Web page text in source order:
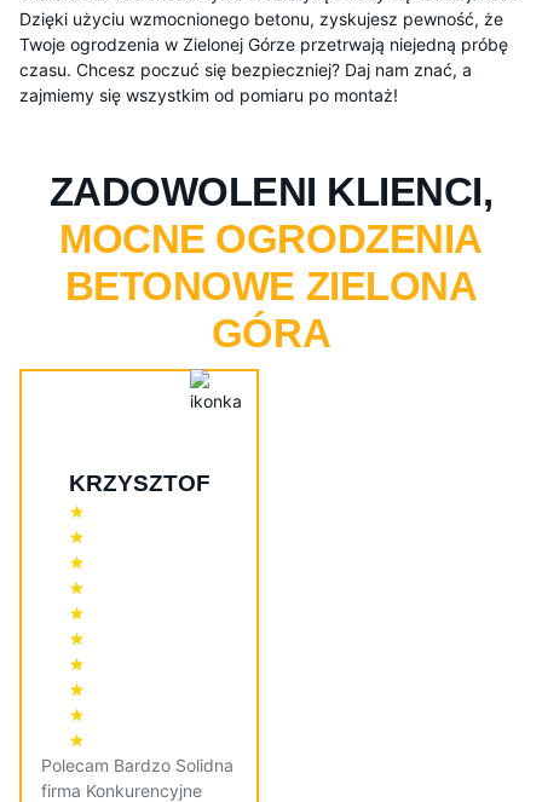
Dzięki użyciu wzmocnionego betonu, zyskujesz pewność, że
Twoje ogrodzenia w Zielonej Górze przetrwają niejedną próbę
czasu. Chcesz poczuć się bezpieczniej? Daj nam znać, a
zajmiemy się wszystkim od pomiaru po montaż!
ZADOWOLENI KLIENCI,
MOCNE OGRODZENIA
BETONOWE ZIELONA
GÓRA
KRZYSZTOF
Polecam Bardzo Solidna
firma Konkurencyjne